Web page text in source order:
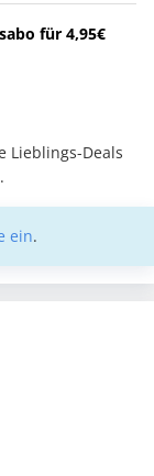
für 4,95€
Lieblings-Deals
ein.